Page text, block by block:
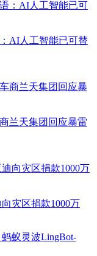
AI人工智能已可替
兰天集团回应暴雷
灾区捐款1000万